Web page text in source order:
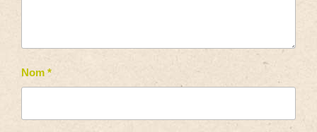
Nom *